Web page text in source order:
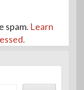
spam. Learn